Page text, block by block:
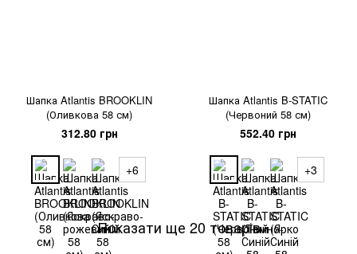
Шапка Atlantis BROOKLIN
(Оливкова 58 см)
312.80 грн
+6
Шапка Atlantis B-STATIC
(Червоний 58 см)
552.40 грн
+3
Показати ще 20 товарів